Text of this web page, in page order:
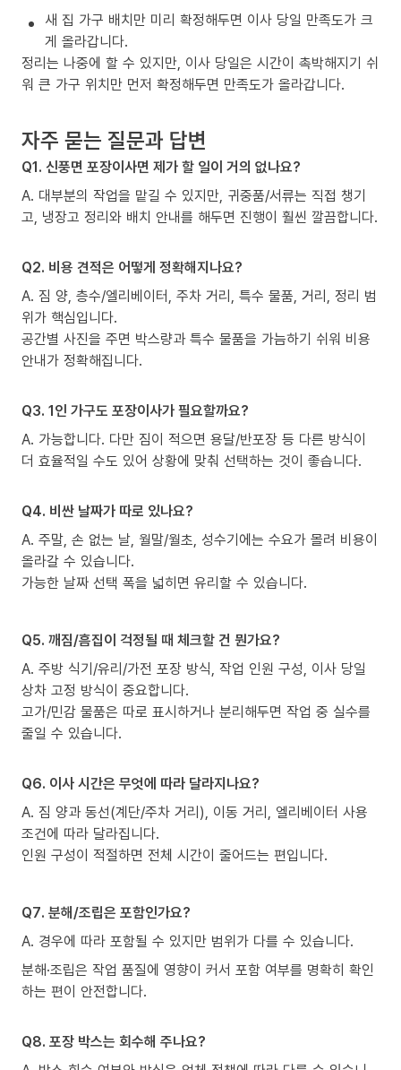
새 집 가구 배치만 미리 확정해두면 이사 당일 만족도가 크
게 올라갑니다.
정리는 나중에 할 수 있지만, 이사 당일은 시간이 촉박해지기 쉬
워 큰 가구 위치만 먼저 확정해두면 만족도가 올라갑니다.
자주 묻는 질문과 답변
Q1. 신풍면 포장이사면 제가 할 일이 거의 없나요?
A. 대부분의 작업을 맡길 수 있지만, 귀중품/서류는 직접 챙기
고, 냉장고 정리와 배치 안내를 해두면 진행이 훨씬 깔끔합니다.
Q2. 비용 견적은 어떻게 정확해지나요?
A. 짐 양, 층수/엘리베이터, 주차 거리, 특수 물품, 거리, 정리 범
위가 핵심입니다.
공간별 사진을 주면 박스량과 특수 물품을 가늠하기 쉬워 비용
안내가 정확해집니다.
Q3. 1인 가구도 포장이사가 필요할까요?
A. 가능합니다. 다만 짐이 적으면 용달/반포장 등 다른 방식이
더 효율적일 수도 있어 상황에 맞춰 선택하는 것이 좋습니다.
Q4. 비싼 날짜가 따로 있나요?
A. 주말, 손 없는 날, 월말/월초, 성수기에는 수요가 몰려 비용이
올라갈 수 있습니다.
가능한 날짜 선택 폭을 넓히면 유리할 수 있습니다.
Q5. 깨짐/흠집이 걱정될 때 체크할 건 뭔가요?
A. 주방 식기/유리/가전 포장 방식, 작업 인원 구성, 이사 당일
상차 고정 방식이 중요합니다.
고가/민감 물품은 따로 표시하거나 분리해두면 작업 중 실수를
줄일 수 있습니다.
Q6. 이사 시간은 무엇에 따라 달라지나요?
A. 짐 양과 동선(계단/주차 거리), 이동 거리, 엘리베이터 사용
조건에 따라 달라집니다.
인원 구성이 적절하면 전체 시간이 줄어드는 편입니다.
Q7. 분해/조립은 포함인가요?
A. 경우에 따라 포함될 수 있지만 범위가 다를 수 있습니다.
분해·조립은 작업 품질에 영향이 커서 포함 여부를 명확히 확인
하는 편이 안전합니다.
Q8. 포장 박스는 회수해 주나요?